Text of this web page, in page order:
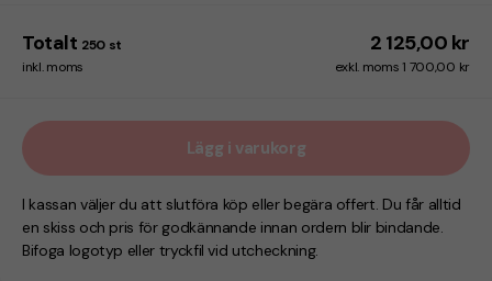
Totalt 250 st 2 125,00 kr
inkl. moms exkl. moms 1 700,00 kr
Lägg i varukorg
I kassan väljer du att slutföra köp eller begära offert. Du får alltid
en skiss och pris för godkännande innan ordern blir bindande.
Bifoga logotyp eller tryckfil vid utcheckning.